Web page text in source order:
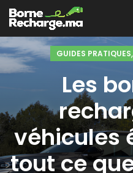
GUIDES PRATIQUES,
Les
véhicules
tout ce